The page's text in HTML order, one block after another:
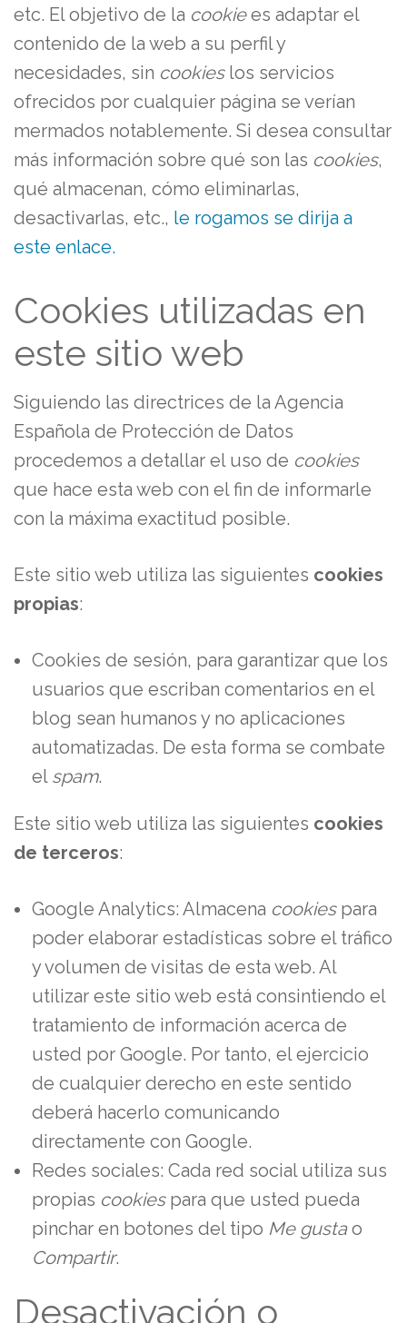
etc. El objetivo de la cookiees adaptar el
contenido de la web a su perfil y
necesidades, sin cookieslos servicios
ofrecidos por cualquier página se verían
mermados notablemente. Si desea consultar
más información sobre qué son las cookies,
qué almacenan, cómo eliminarlas,
desactivarlas, etc., le rogamos se dirija a
este enlace.
Cookies utilizadas en
este sitio web
Siguiendo las directrices de la Agencia
Española de Protección de Datos
procedemos a detallar el uso de cookies
que hace esta web con el fin de informarle
con la máxima exactitud posible.
Este sitio web utiliza las siguientes cookies
propias:
Cookies de sesión, para garantizar que los
usuarios que escriban comentarios en el
blog sean humanos y no aplicaciones
automatizadas. De esta forma se combate
el spam.
Este sitio web utiliza las siguientes cookies
de terceros:
Google Analytics: Almacena cookiespara
poder elaborar estadísticas sobre el tráfico
y volumen de visitas de esta web. Al
utilizar este sitio web está consintiendo el
tratamiento de información acerca de
usted por Google. Por tanto, el ejercicio
de cualquier derecho en este sentido
deberá hacerlo comunicando
directamente con Google.
Redes sociales: Cada red social utiliza sus
propias cookiespara que usted pueda
pinchar en botones del tipo Me gustao
Compartir.
Desactivación o